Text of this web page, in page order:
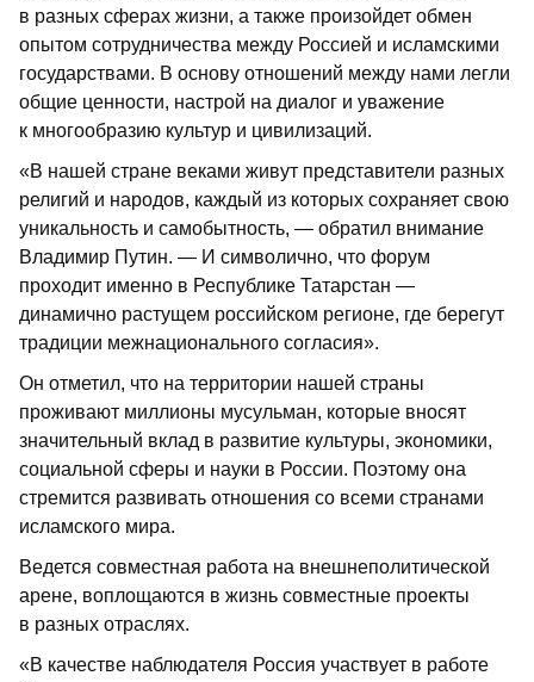
в разных сферах жизни, а также произойдет обмен
опытом сотрудничества между Россией и исламскими
государствами. В основу отношений между нами легли
общие ценности, настрой на диалог и уважение
к многообразию культур и цивилизаций.
«В нашей стране веками живут представители разных
религий и народов, каждый из которых сохраняет свою
уникальность и самобытность, — обратил внимание
Владимир Путин. — И символично, что форум
проходит именно в Республике Татарстан —
динамично растущем российском регионе, где берегут
традиции межнационального согласия».
Он отметил, что на территории нашей страны
проживают миллионы мусульман, которые вносят
значительный вклад в развитие культуры, экономики,
социальной сферы и науки в России. Поэтому она
стремится развивать отношения со всеми странами
исламского мира.
Ведется совместная работа на внешнеполитической
арене, воплощаются в жизнь совместные проекты
в разных отраслях.
«В качестве наблюдателя Россия участвует в работе